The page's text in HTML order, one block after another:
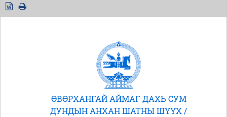
ӨВӨРХАНГАЙ АЙМАГ ДАХЬ СУМ
ДУНДЫН АНХАН ШАТНЫ ШҮҮХ /